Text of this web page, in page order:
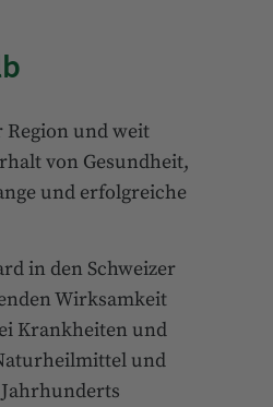
Region und weit
von Gesundheit,
und erfolgreiche
in den Schweizer
Wirksamkeit
Krankheiten und
und